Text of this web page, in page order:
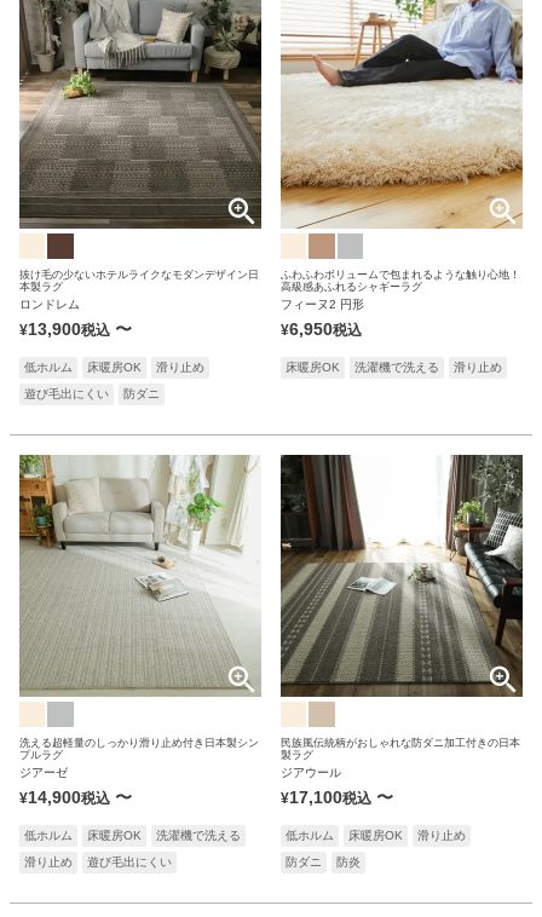
抜け毛の少ないホテルライクなモダンデザイン日
本製ラグ
ロンドレム
¥13,900税込 〜
低ホルム 床暖房OK
滑り止め
遊び毛出にくい
防ダニ
ふわふわボリュームで包まれるような触り心地！
高級感あふれるシャギーラグ
フィーヌ2 円形
¥6,950税込
床暖房OK 洗濯機で洗える 滑り止め
洗える超軽量のしっかり滑り止め付き日本製シン
プルラグ
ジアーゼ
¥14,900税込 〜
低ホルム 床暖房OK
洗濯機で洗える
滑り止め
遊び毛出にくい
民族風伝統柄がおしゃれな防ダニ加工付きの日本
製ラグ
ジアウール
¥17,100税込 〜
低ホルム 床暖房OK
滑り止め
防ダニ
防炎